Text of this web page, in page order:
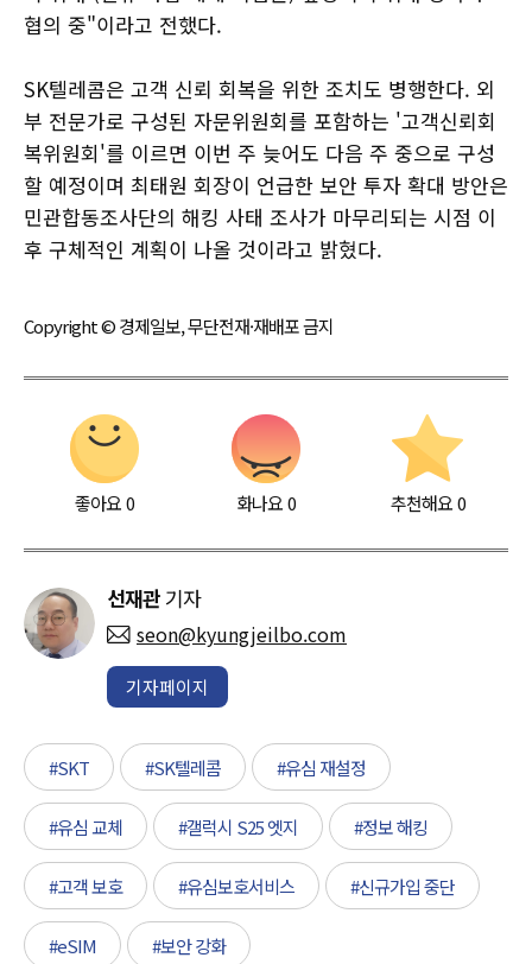
협의 중"이라고 전했다.
SK텔레콤은 고객 신뢰 회복을 위한 조치도 병행한다. 외
부 전문가로 구성된 자문위원회를 포함하는 '고객신뢰회
복위원회'를 이르면 이번 주 늦어도 다음 주 중으로 구성
할 예정이며 최태원 회장이 언급한 보안 투자 확대 방안은
민관합동조사단의 해킹 사태 조사가 마무리되는 시점 이
후 구체적인 계획이 나올 것이라고 밝혔다.
Copyright © 경제일보, 무단전재·재배포 금지
좋아요0 화나요0 추천해요 0
선재관 기자
seon@kyungjeilbo.com
기자페이지
#SKT #SK텔레콤 #유심 재설정
#유심 교체 #갤럭시 S25 엣지 #정보 해킹
#고객 보호 #유심보호서비스 #신규가입 중단
#eSIM #보안 강화